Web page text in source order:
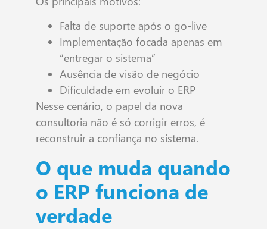
Falta de suporte após o go-live
Implementação focada apenas em
“entregar o sistema”
Ausência de visão de negócio
Dificuldade em evoluir o ERP
Nesse cenário, o papel da nova
consultoria não é só corrigir erros, é
reconstruir a confiança no sistema.
O que muda quando
o ERP funciona de
verdade